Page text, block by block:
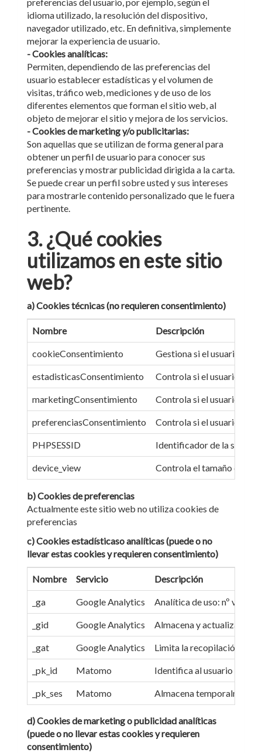
idioma utilizado, la resolución del dispositivo,
navegador utilizado, etc. En definitiva, simplemente
mejorar la experiencia de usuario.
- Cookies analíticas:
Permiten, dependiendo de las preferencias del
usuario establecer estadísticas y el volumen de
visitas, tráfico web, mediciones y de uso de los
diferentes elementos que forman el sitio web, al
objeto de mejorar el sitio y mejora de los servicios.
- Cookies de marketing y/o publicitarias:
Son aquellas que se utilizan de forma general para
obtener un perfil de usuario para conocer sus
preferencias y mostrar publicidad dirigida a la carta.
Se puede crear un perfil sobre usted y sus intereses
para mostrarle contenido personalizado que le fuera
pertinente.
3. ¿Qué cookies
utilizamos en este sitio
web?
a) Cookies técnicas (no requieren consentimiento)
Nombre Descripción
cookieConsentimiento Gestiona si el usuario ha
estadisticasConsentimiento Controla si el usuario ha
marketingConsentimiento Controla si el usuario ha
preferenciasConsentimiento Controla si el usuario ha
PHPSESSID Identificador de la sesión
device_view Controla el tamaño del
b) Cookies de preferencias
Actualmente este sitio web no utiliza cookies de
preferencias
c) Cookies estadísticaso analíticas (puede o no
llevar estas cookies y requieren consentimiento)
Nombre Servicio Descripción
_ga Google Analytics Analítica de uso: nº
_gid Google Analytics Almacena y actualiza un
_gat Google Analytics Limita la recopilación de
_pk_id Matomo Identifica al usuario único
_pk_ses Matomo Almacena temporalmente
d) Cookies de marketing o publicidad analíticas
(puede o no llevar estas cookies y requieren
consentimiento)